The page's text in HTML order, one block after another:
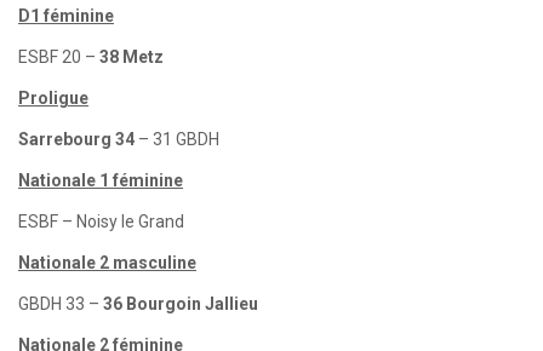
D1 féminine
ESBF 20 – 38 Metz
Proligue
Sarrebourg 34 – 31 GBDH
Nationale 1 féminine
ESBF – Noisy le Grand
Nationale 2 masculine
GBDH 33 – 36 Bourgoin Jallieu
Nationale 2 féminine